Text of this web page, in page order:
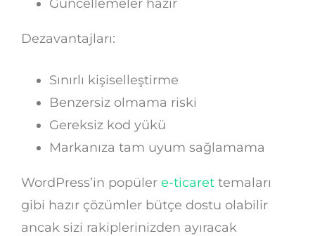
Güncellemeler hazır
Dezavantajları:
Sınırlı kişiselleştirme
Benzersiz olmama riski
Gereksiz kod yükü
Markanıza tam uyum sağlamama
WordPress’in popüler e-ticaret temaları
gibi hazır çözümler bütçe dostu olabilir
ancak sizi rakiplerinizden ayıracak